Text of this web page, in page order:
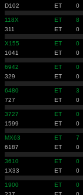
D102
ET 0
118X ET 8
311
ET 0
X155 ET 0
1041
ET 0
6942 ET 0
329
ET 0
6480 ET 3
727
ET 0
3727 ET 0
1599
ET 0
MX63 ET 7
6187
ET 0
3610 ET 0
1X33
ET 0
1900 ET 0